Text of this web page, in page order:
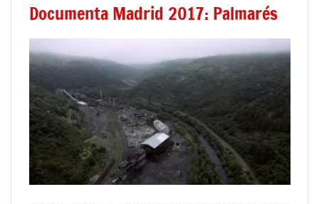
Documenta Madrid 2017: Palmarés